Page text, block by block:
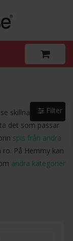
skillnader i
det som passar
spis från andra
På Hemmy kan
andra kategorier
Filter